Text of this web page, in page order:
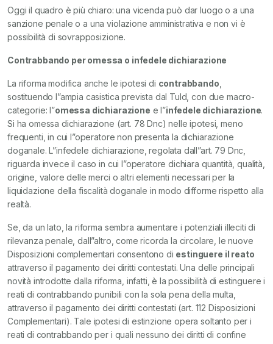
Oggi il quadro è più chiaro: una vicenda può dar luogo o a una
sanzione penale o a una violazione amministrativa e non vi è
possibilità di sovrapposizione.
Contrabbando per omessa o infedele dichiarazione
La riforma modifica anche le ipotesi di contrabbando
sostituendo l”ampia casistica prevista dal Tuld, con due macro-
categorie: l”omessa dichiarazione e l”infedele dichiarazione.
Si ha omessa dichiarazione (art. 78 Dnc) nelle ipotesi, meno
frequenti, in cui l”operatore non presenta la dichiarazione
doganale. L”infedele dichiarazione, regolata dall”art. 79 Dnc,
riguarda invece il caso in cui l”operatore dichiara quantità, qualità,
origine, valore delle merci o altri elementi necessari per la
liquidazione della fiscalità doganale in modo difforme rispetto alla
realtà.
Se, da un lato, la riforma sembra aumentare i potenziali illeciti di
rilevanza penale, dall”altro, come ricorda la circolare, le nuove
Disposizioni complementari consentono di estinguere il reato
attraverso il pagamento dei diritti contestati. Una delle principali
novità introdotte dalla riforma, infatti, è la possibilità di estinguere i
reati di contrabbando punibili con la sola pena della multa,
attraverso il pagamento dei diritti contestati (art. 112 Disposizioni
Complementari). Tale ipotesi di estinzione opera soltanto per i
reati di contrabbando per i quali nessuno dei diritti di confine